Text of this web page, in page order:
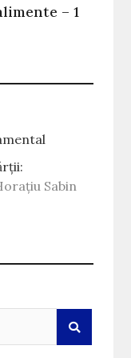
– 1
Sabin